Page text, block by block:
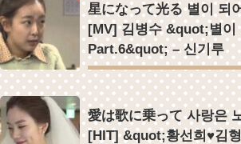
星になって光る 별이 되
[MV] 김병수 &quot;별이
Part.6&quot; – 신기루
愛は歌に乗って 사랑은
[HIT] &quot;황선희♥김